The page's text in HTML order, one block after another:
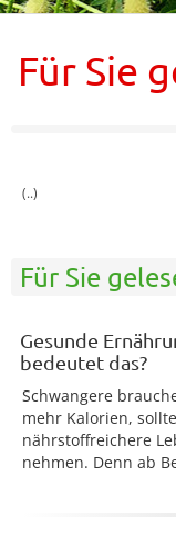
Für Sie
(..)
Für Sie
Gesunde
bedeutet das?
Schwangere
mehr Kalorien,
nährstoffreichere
nehmen. Denn ab